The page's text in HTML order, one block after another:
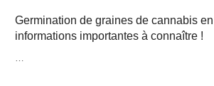
Germination de graines de cannabis
informations importantes à connaître !
…